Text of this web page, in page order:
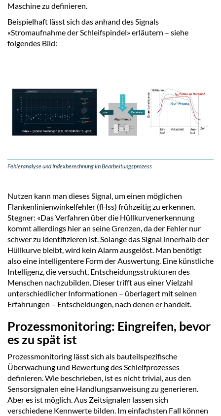
Maschine zu definieren.
Beispielhaft lässt sich das anhand des Signals
«Stromaufnahme der Schleifspindel» erläutern – siehe
folgendes Bild:
Fehleranalyse und Indexberechnung im Bearbeitungsprozess
Nutzen kann man dieses Signal, um einen möglichen
Flankenlinienwinkelfehler (fHss) frühzeitig zu erkennen.
Stegner: «Das Verfahren über die Hüllkurvenerkennung
kommt allerdings hier an seine Grenzen, da der Fehler nur
schwer zu identifizieren ist. Solange das Signal innerhalb der
Hüllkurve bleibt, wird kein Alarm ausgelöst. Man benötigt
also eine intelligentere Form der Auswertung. Eine künstliche
Intelligenz, die versucht, Entscheidungsstrukturen des
Menschen nachzubilden. Dieser trifft aus einer Vielzahl
unterschiedlicher Informationen – überlagert mit seinen
Erfahrungen – Entscheidungen, nach denen er handelt.
Prozessmonitoring: Eingreifen, bevor
es zu spät ist
Prozessmonitoring lässt sich als bauteilspezifische
Überwachung und Bewertung des Schleifprozesses
definieren. Wie beschrieben, ist es nicht trivial, aus den
Sensorsignalen eine Handlungsanweisung zu generieren.
Aber es ist möglich. Aus Zeitsignalen lassen sich
verschiedene Kennwerte bilden. Im einfachsten Fall können